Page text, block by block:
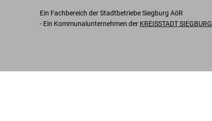
Ein Fachbereich der Stadtbetriebe Siegburg AöR
- Ein Kommunalunternehmen der KREISSTADT SIEGBURG